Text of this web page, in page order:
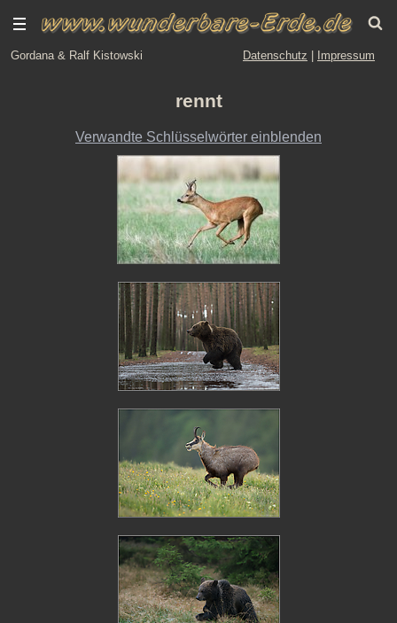
Gordana & Ralf Kistowski Datenschutz Impressum
rennt
Verwandte Schlüsselwörter einblenden